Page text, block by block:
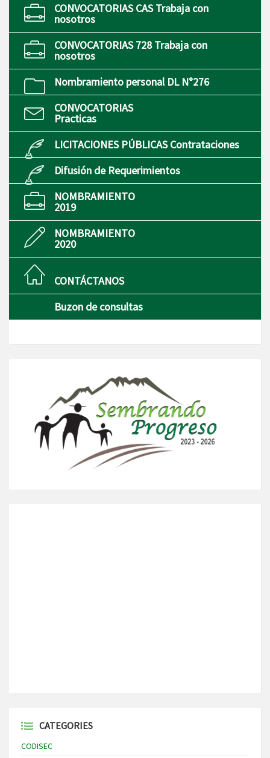
CONVOCATORIAS CAS Trabaja con
nosotros
CONVOCATORIAS 728 Trabaja con
nosotros
Nombramiento personal DL N°276
CONVOCATORIAS
Practicas
LICITACIONES PÚBLICAS Contrataciones
Difusión de Requerimientos
NOMBRAMIENTO
2019
NOMBRAMIENTO
2020
CONTÁCTANOS
Buzon de consultas
CATEGORIES
CODISEC